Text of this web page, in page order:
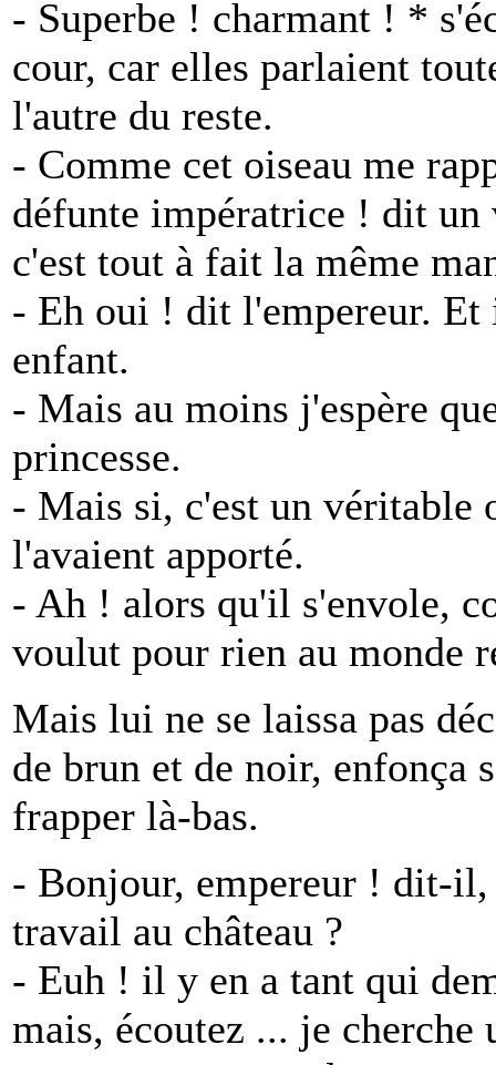
- Superbe ! charmant ! *
cour, car elles parlaient
l'autre du reste.
- Comme cet oiseau me
défunte impératrice ! dit
c'est tout à fait la même
- Eh oui ! dit l'empereur.
enfant.
- Mais au moins j'espère
princesse.
- Mais si, c'est un véritable
l'avaient apporté.
- Ah ! alors qu'il s'envole,
voulut pour rien au monde
Mais lui ne se laissa pas
de brun et de noir, enfonça
frapper là-bas.
- Bonjour, empereur ! dit-
travail au château ?
- Euh ! il y en a tant qui
mais, écoutez ... je cherche